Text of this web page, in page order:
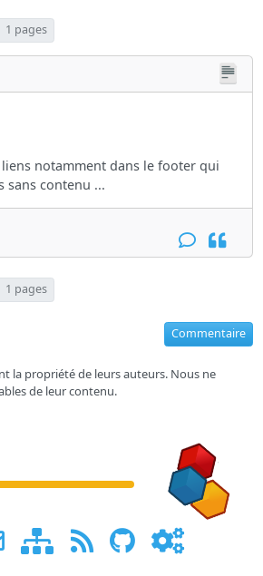
1 pages
notamment dans le footer qui
sans contenu ...
1 pages
Commentaire
la propriété de leurs auteurs. Nous ne
de leur contenu.